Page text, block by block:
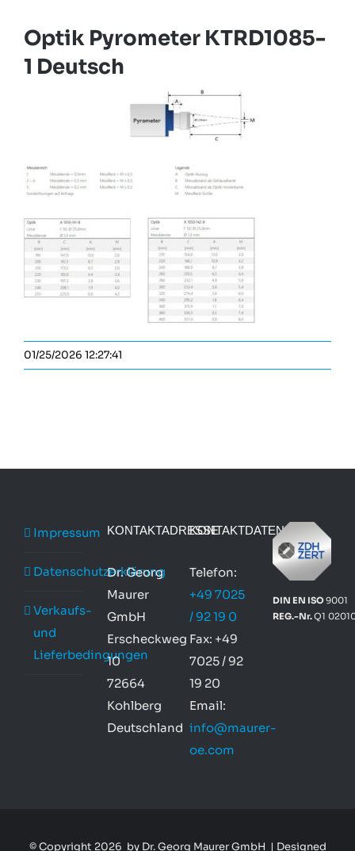
Optik Pyrometer KTRD1085-
1 Deutsch
01/25/2026 12:27:41
Impressum
Datenschutzerklärung
Verkaufs-
und
Lieferbedingungen
KONTAKTADRESSE
Dr. Georg
Maurer
GmbH
Erscheckweg
10
72664
Kohlberg
Deutschland
KONTAKTDATEN
Telefon:
+49 7025
/ 92 19 0
Fax: +49
7025 / 92
19 20
Email:
info@maurer-
oe.com
DIN EN ISO9001
REG.-Nr.Q1
© Copyright 2026 by Dr. Georg Maurer GmbH | Designed